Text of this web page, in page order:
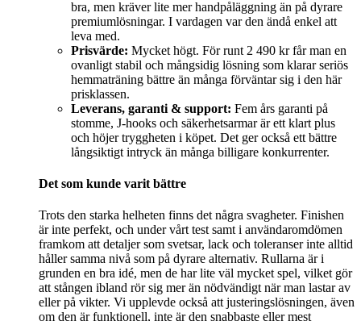
bra, men kräver lite mer handpåläggning än på dyrare
premiumlösningar. I vardagen var den ändå enkel att
leva med.
Prisvärde: Mycket högt. För runt 2 490 kr får man en
ovanligt stabil och mångsidig lösning som klarar seriös
hemmaträning bättre än många förväntar sig i den här
prisklassen.
Leverans, garanti & support: Fem års garanti på
stomme, J-hooks och säkerhetsarmar är ett klart plus
och höjer tryggheten i köpet. Det ger också ett bättre
långsiktigt intryck än många billigare konkurrenter.
Det som kunde varit bättre
Trots den starka helheten finns det några svagheter. Finishen
är inte perfekt, och under vårt test samt i användaromdömen
framkom att detaljer som svetsar, lack och toleranser inte alltid
håller samma nivå som på dyrare alternativ. Rullarna är i
grunden en bra idé, men de har lite väl mycket spel, vilket gör
att stången ibland rör sig mer än nödvändigt när man lastar av
eller på vikter. Vi upplevde också att justeringslösningen, även
om den är funktionell, inte är den snabbaste eller mest